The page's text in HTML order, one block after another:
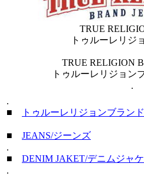
TRUE
トゥルーレリジ
TRUE RELIGION
トゥルーレリジョン
.
.
■
トゥルーレリジョンブラン
■ JEANS/ジーンズ
.
■ DENIM JAKET/デニムジャケ
.